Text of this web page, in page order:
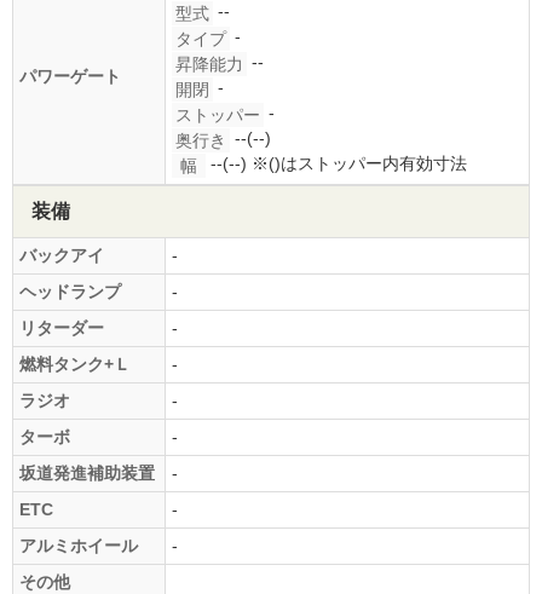
パワーゲート
型式 --
タイプ -
昇降能力 --
開閉 -
ストッパー -
奥行き
--(--)
幅
--(--) ※()はストッパー内有効寸法
装備
バックアイ
-
ヘッドランプ
-
リターダー
-
燃料タンク+Ｌ
-
ラジオ
-
ターボ
-
坂道発進補助装置
-
ETC
-
アルミホイール
-
その他